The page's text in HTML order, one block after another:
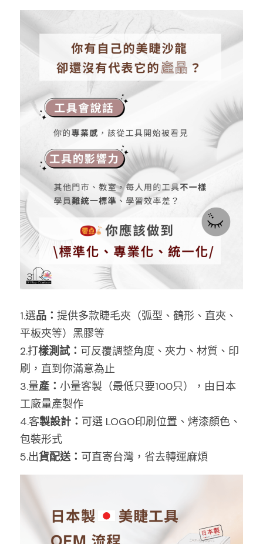
1.選品： 提供多款睫毛夾（弧型、鶴形、直夾、
平板夾等）黑膠等
2.打樣測試： 可反覆調整角度、夾力、材質、印
刷，直到你滿意為止
3.量產： 小量客製（最低只要100只），由日本
工廠量產製作
4.客製設計： 可選 LOGO印刷位置、烤漆顏色、
包裝形式
5.出貨配送： 可直寄台灣，省去轉運麻煩